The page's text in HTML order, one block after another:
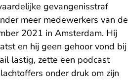
gevangenisstraf
meer medewerkers van de
2021 in Amsterdam. Hij
en hij geen gehoor vond bij
lastig, zette een podcast
onder druk om zijn